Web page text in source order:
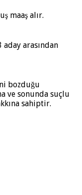
maaş alır.
aday arasından
bozduğu
ve sonunda suçlu
sahiptir.